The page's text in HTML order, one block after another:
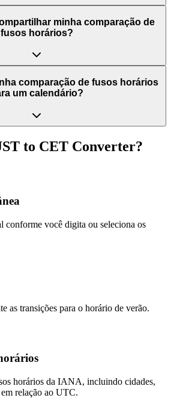
minha comparação de
fusos horários?
comparação de fusos horários
um calendário?
to CET Converter?
conforme você digita ou seleciona os
as transições para o horário de verão.
horários da IANA, incluindo cidades,
relação ao UTC.